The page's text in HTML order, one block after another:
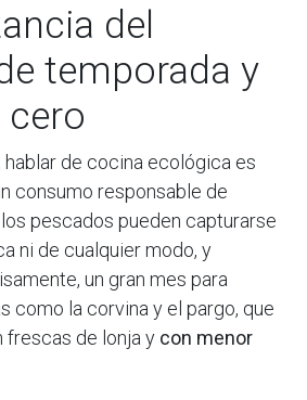
del
temporada y
hablar de cocina ecológica es
consumo responsable de
pescados pueden capturarse
ni de cualquier modo, y
un gran mes para
como la corvina y el pargo, que
frescas de lonja y con menor